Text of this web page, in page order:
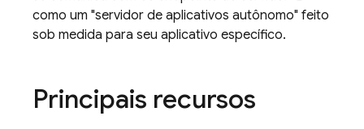
como um "servidor de aplicativos autônomo" feito
sob medida para seu aplicativo específico.
Principais recursos